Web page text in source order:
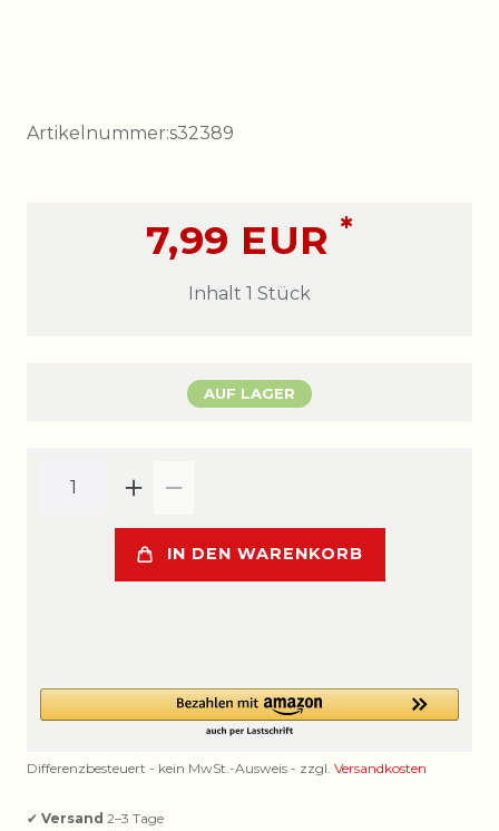
Artikelnummer:s32389
7,99 EUR *
Inhalt 1 Stück
AUF LAGER
IN DEN WARENKORB
Differenzbesteuert - kein MwSt.-Ausweis - zzgl. Versandkosten
✔ Versand 2–3 Tage